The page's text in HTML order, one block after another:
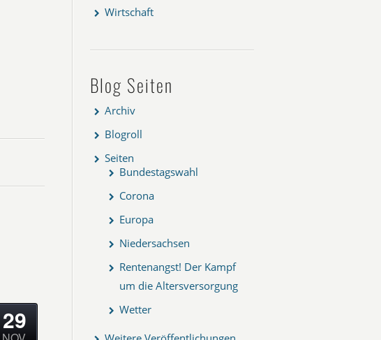
29
Wirtschaft
Blog Seiten
Archiv
Blogroll
Seiten
Bundestagswahl
Corona
Europa
Niedersachsen
Rentenangst! Der Kampf
um die Altersversorgung
Wetter